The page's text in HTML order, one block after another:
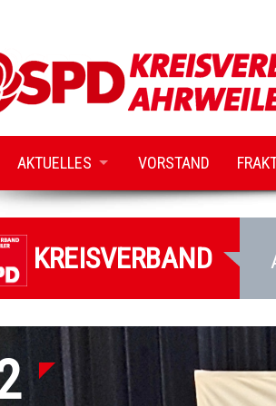
AKTUELLES VORSTAND
KREISVERBAND